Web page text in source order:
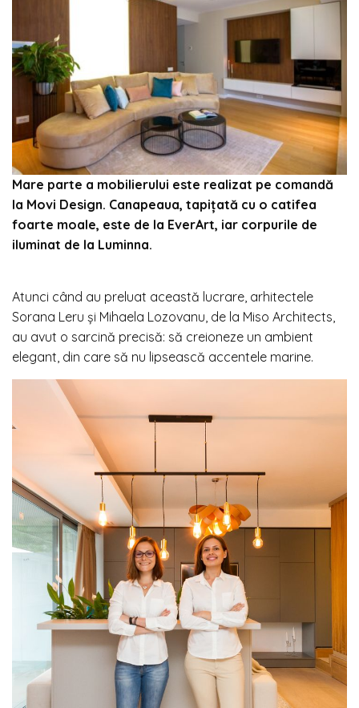
Mare parte a mobilierului este realizat pe comandă
la Movi Design. Canapeaua, tapițată cu o catifea
foarte moale, este de la EverArt, iar corpurile de
iluminat de la Luminna.
Atunci când au preluat această lucrare, arhitectele
Sorana Leru și Mihaela Lozovanu, de la Miso Architects,
au avut o sarcină precisă: să creioneze un ambient
elegant, din care să nu lipsească accentele marine.